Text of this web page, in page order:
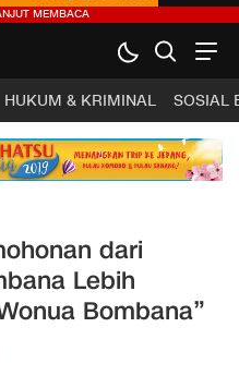
HUKUM & KRIMINAL SOSIAL
dari
Lebih
Bombana”